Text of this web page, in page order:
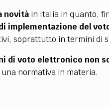
novitàin Italia in quanto,
implementazione del
soprattutto in termini di
di voto elettronico non
normativa in materia.